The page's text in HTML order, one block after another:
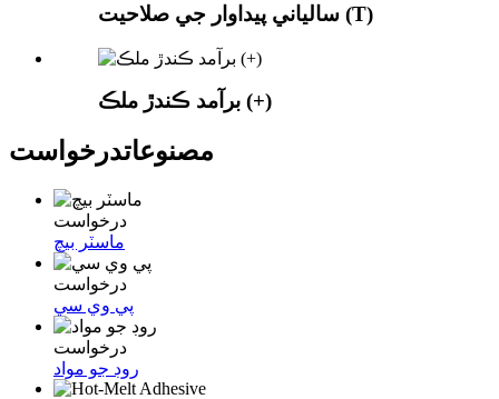
سالياني پيداوار جي صلاحيت (T)
برآمد ڪندڙ ملڪ (+)
مصنوعاتدرخواست
درخواست
ماسٽر بيچ
درخواست
پي وي سي
درخواست
روڊ جو مواد